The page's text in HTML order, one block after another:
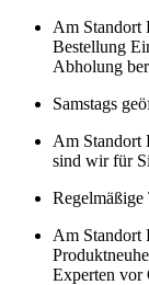
Am Standort
Bestellung
Abholung
Samstags
Am Standort
sind wir für
Regelmäßige
Am Standort
Experten vor